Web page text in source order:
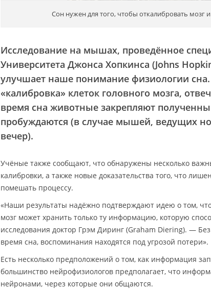
Сон нужен для того, чтобы откалибровать мозг
Исследование на мышах, проведённое
Университета Джонса Хопкинса (Johns
улучшает наше понимание физиологии
«калибровка» клеток головного мозга,
время сна животные закрепляют
пробуждаются (в случае мышей, ведущих
вечер).
Учёные также сообщают, что обнаружены несколько
калибровки, а также новые доказательства того, что
помешать процессу.
«Наши результаты надёжно подтверждают идею о том,
мозг может хранить только ту информацию, которую
исследования доктор Грэм Диринг (Graham Diering). —
время сна, воспоминания находятся под угрозой потери».
Есть несколько предположений о том, как информация
большинство нейрофизиологов предполагает, что
нейронами, через которые они общаются.